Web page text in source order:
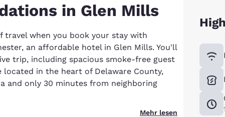
in Glen Mills
travel when you book your stay with
an affordable hotel in Glen Mills. You'll
trip, including spacious smoke-free guest
located in the heart of Delaware County,
and only 30 minutes from neighboring
Mehr lesen